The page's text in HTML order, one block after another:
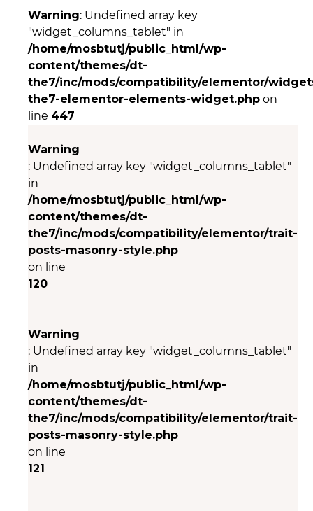
Warning: Undefined array key
"widget_columns_tablet" in
/home/mosbtutj/public_html/wp-
content/themes/dt-
the7/inc/mods/compatibility/elementor/
the7-elementor-elements-widget.php on
line 447
Warning
: Undefined array key "widget_columns_tablet"
in
/home/mosbtutj/public_html/wp-
content/themes/dt-
the7/inc/mods/compatibility/elementor/trait-
posts-masonry-style.php
on line
120
Warning
: Undefined array key "widget_columns_tablet"
in
/home/mosbtutj/public_html/wp-
content/themes/dt-
the7/inc/mods/compatibility/elementor/trait-
posts-masonry-style.php
on line
121